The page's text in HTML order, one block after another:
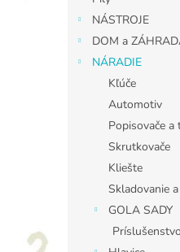
NÁSTROJE
DOM a
NÁRADIE
Kľúče
Automotiv
Popisovače a
Skrutkovače
Kliešte
Skladovanie
GOLA SADY